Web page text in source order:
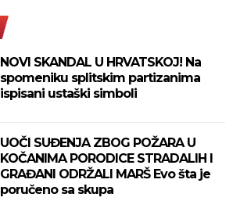
NOVI SKANDAL U HRVATSKOJ! Na
spomeniku splitskim partizanima
ispisani ustaški simboli
UOČI SUĐENJA ZBOG POŽARA U
KOČANIMA PORODICE STRADALIH I
GRAĐANI ODRŽALI MARŠ Evo šta je
poručeno sa skupa